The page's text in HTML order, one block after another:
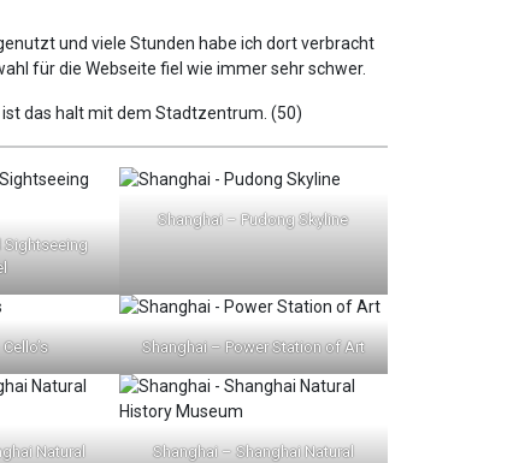
für die Webseite fiel wie immer sehr schwer.
ist das halt mit dem Stadtzentrum. (50)
Sightseeing
Shanghai – Pudong Skyline
Shanghai – Power Station of Art
Natural
Shanghai – Shanghai Natural